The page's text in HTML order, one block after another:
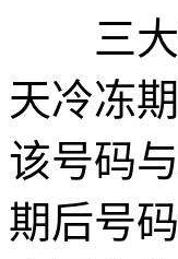
三大
天冷冻
该号码
期后号